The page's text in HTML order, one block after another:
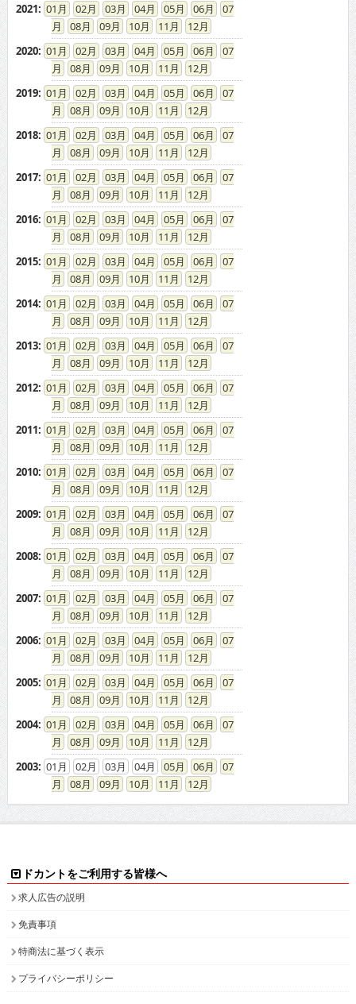
2021: 01 02 03 04 05 06
07
08
09 10 11
12
2020: 01 02 03 04 05 06
07
08
09 10 11
12
2019: 01 02 03 04 05 06
07
08
09 10 11
12
2018: 01 02 03 04 05 06
07
08
09 10 11
12
2017: 01 02 03 04 05 06
07
08
09 10 11
12
2016: 01 02 03 04 05 06
07
08
09 10 11
12
2015: 01 02 03 04 05 06
07
08
09 10 11
12
2014: 01 02 03 04 05 06
07
08
09 10 11
12
2013: 01 02 03 04 05 06
07
08
09 10 11
12
2012: 01 02 03 04 05 06
07
08
09 10 11
12
2011: 01 02 03 04 05 06
07
08
09 10 11
12
2010: 01 02 03 04 05 06
07
08
09 10 11
12
2009: 01 02 03 04 05 06
07
08
09 10 11
12
2008: 01 02 03 04 05 06
07
08
09 10 11
12
2007: 01 02 03 04 05 06
07
08
09 10 11
12
2006: 01 02 03 04 05 06
07
08
09 10 11
12
2005: 01 02 03 04 05 06
07
08
09 10 11
12
2004: 01 02 03 04 05 06
07
08
09 10 11
12
2003: 01 02 03 04 05 06
07
08
09 10 11 12
ドカントをご利用する皆様へ
求人広告の説明
免責事項
特商法に基づく表示
プライバシーポリシー